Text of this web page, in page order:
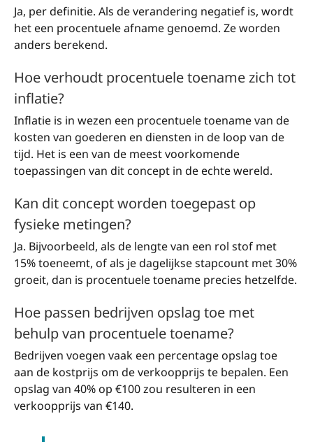
Ja, per definitie. Als de verandering negatief is, wordt
het een procentuele afname genoemd. Ze worden
anders berekend.
Hoe verhoudt procentuele toename zich tot
inflatie?
Inflatie is in wezen een procentuele toename van de
kosten van goederen en diensten in de loop van de
tijd. Het is een van de meest voorkomende
toepassingen van dit concept in de echte wereld.
Kan dit concept worden toegepast op
fysieke metingen?
Ja. Bijvoorbeeld, als de lengte van een rol stof met
15% toeneemt, of als je dagelijkse stapcount met 30%
groeit, dan is procentuele toename precies hetzelfde.
Hoe passen bedrijven opslag toe met
behulp van procentuele toename?
Bedrijven voegen vaak een percentage opslag toe
aan de kostprijs om de verkoopprijs te bepalen. Een
opslag van 40% op €100 zou resulteren in een
verkoopprijs van €140.